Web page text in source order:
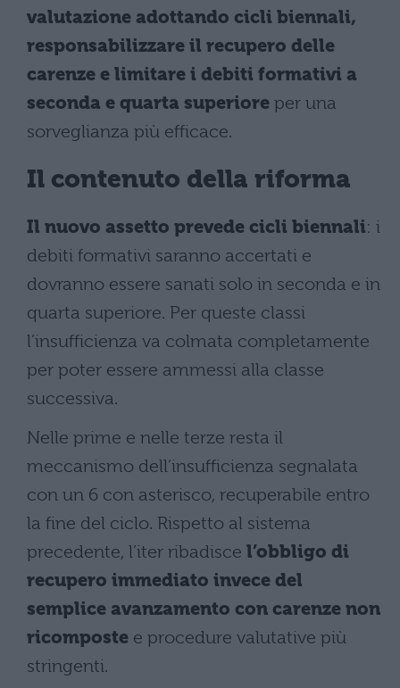
valutazione adottando cicli biennali,
responsabilizzare il recupero delle
carenze e limitare i debiti formativi a
seconda e quarta superiore per una
sorveglianza più efficace.
Il contenuto della riforma
Il nuovo assetto prevede cicli biennali: i
debiti formativi saranno accertati e
dovranno essere sanati solo in seconda e in
quarta superiore. Per queste classi
l’insufficienza va colmata completamente
per poter essere ammessi alla classe
successiva.
Nelle prime e nelle terze resta il
meccanismo dell’insufficienza segnalata
con un 6 con asterisco, recuperabile entro
la fine del ciclo. Rispetto al sistema
precedente, l’iter ribadisce l’obbligo di
recupero immediato invece del
semplice avanzamento con carenze non
ricomposte e procedure valutative più
stringenti.